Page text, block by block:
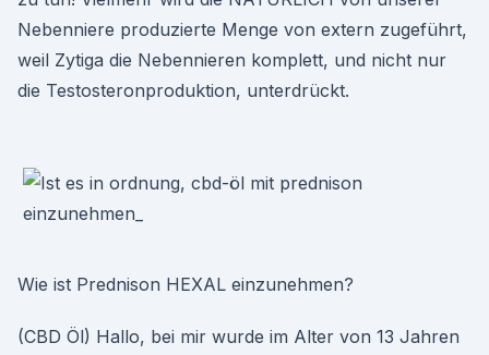
Nebenniere produzierte Menge von extern zugeführt,
weil Zytiga die Nebennieren komplett, und nicht nur
die Testosteronproduktion, unterdrückt.
Wie ist Prednison HEXAL einzunehmen?
(CBD Öl) Hallo, bei mir wurde im Alter von 13 Jahren